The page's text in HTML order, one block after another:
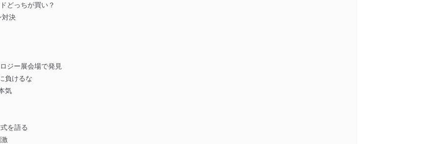
どっちが買い？
対決
ジー展会場で発見
負けるな
気
を語る